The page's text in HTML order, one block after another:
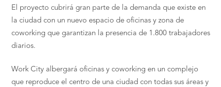
El proyecto cubrirá gran parte de la demanda que existe en
la ciudad con un nuevo espacio de oficinas y zona de
coworking que garantizan la presencia de 1.800 trabajadores
diarios.
Work City albergará oficinas y coworking en un complejo
que reproduce el centro de una ciudad con todas sus áreas y